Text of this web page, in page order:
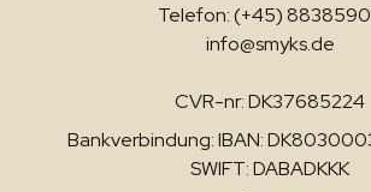
Telefon: (+45)
info@smyks.de
CVR-nr: DK37685224
Bankverbindung: IBAN:
SWIFT: DABADKKK